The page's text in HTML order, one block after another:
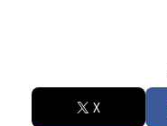
X